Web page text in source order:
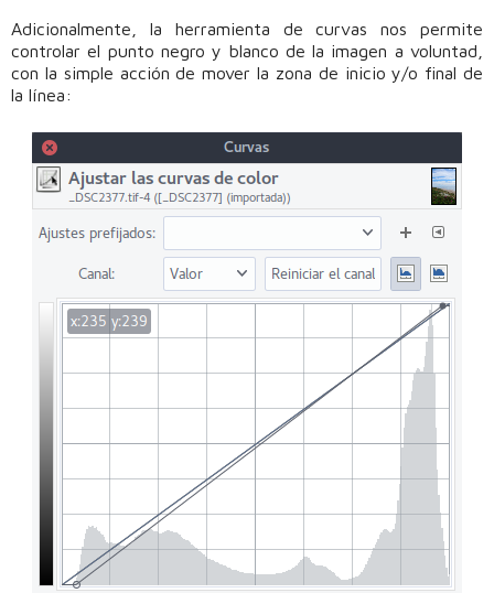
Adicionalmente, la herramienta de curvas nos permite
controlar el punto negro y blanco de la imagen a voluntad,
con la simple acción de mover la zona de inicio y/o final de
la línea: